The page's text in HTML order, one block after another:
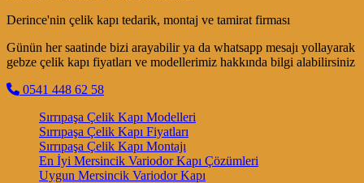
Derince'nin çelik kapı tedarik, montaj ve tamirat firması
Günün her saatinde bizi arayabilir ya da whatsapp mesajı yollayarak
gebze çelik kapı fiyatları ve modellerimiz hakkında bilgi alabilirsiniz
0541 448 62 58
Sırrıpaşa Çelik Kapı Modelleri
Sırrıpaşa Çelik Kapı Fiyatları
Sırrıpaşa Çelik Kapı Montajı
En İyi Mersincik Variodor Kapı Çözümleri
Uygun Mersincik Variodor Kapı